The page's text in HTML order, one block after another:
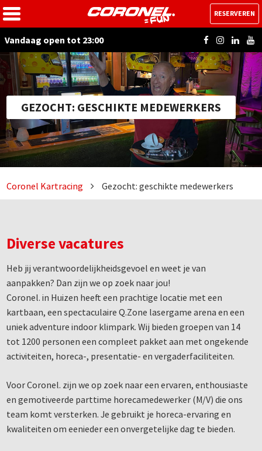
Vandaag open tot 23:00
RESERVEREN
GEZOCHT: GESCHIKTE MEDEWERKERS
Coronel Kartracing Gezocht: geschikte medewerkers
Diverse vacatures
Heb jij verantwoordelijkheidsgevoel en weet je van
aanpakken? Dan zijn we op zoek naar jou!
Coronel. in Huizen heeft een prachtige locatie met een
kartbaan, een spectaculaire Q.Zone lasergame arena en een
uniek adventure indoor klimpark. Wij bieden groepen van 14
tot 1200 personen een compleet pakket aan met ongekende
activiteiten, horeca-, presentatie- en vergaderfaciliteiten.
Voor Coronel. zijn we op zoek naar een ervaren, enthousiaste
en gemotiveerde parttime horecamedewerker (M/V) die ons
team komt versterken. Je gebruikt je horeca-ervaring en
kwaliteiten om eenieder een onvergetelijke dag te bieden.